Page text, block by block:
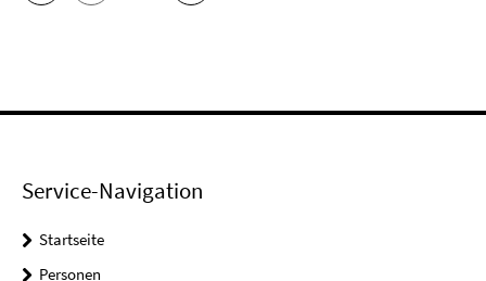
Service-Navigation
Startseite
Personen